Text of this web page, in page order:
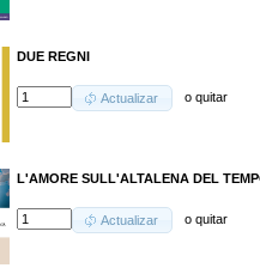
DUE REGNI
Actualizar oquitar
L'AMORE SULL'ALTALENA DEL
Actualizar oquitar